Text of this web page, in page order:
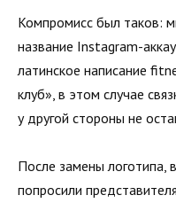
Компромисс был таков:
название Instagram-
латинское написание
клуб», в этом случае
у другой стороны не
После замены логотипа,
попросили